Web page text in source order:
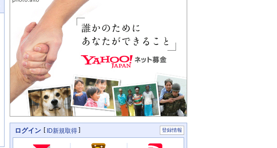
個
人
ログイン ID新規取得 登録情報
あ
た
の
ス